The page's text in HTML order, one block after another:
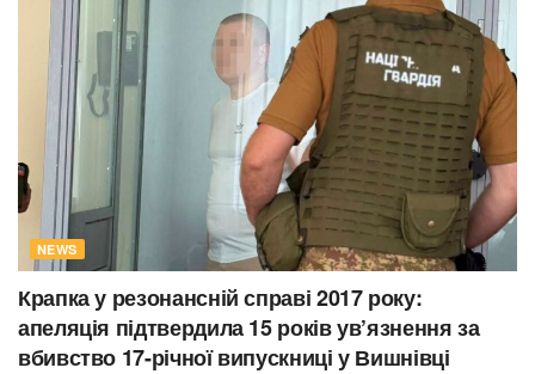
NEWS
Крапка у резонансній справі 2017 року:
апеляція підтвердила 15 років ув’язнення за
вбивство 17-річної випускниці у Вишнівці